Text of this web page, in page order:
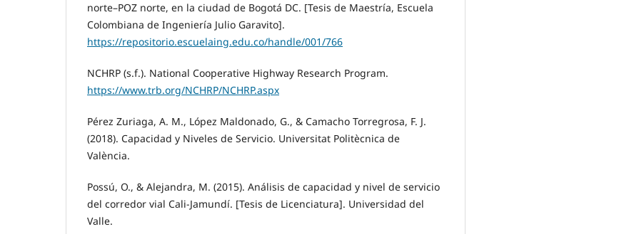
norte–POZ norte, en la ciudad de Bogotá DC. [Tesis de Maestría, Escuela
Colombiana de Ingeniería Julio Garavito].
https://repositorio.escuelaing.edu.co/handle/001/766
NCHRP (s.f.). National Cooperative Highway Research Program.
https://www.trb.org/NCHRP/NCHRP.aspx
Pérez Zuriaga, A. M., López Maldonado, G., & Camacho Torregrosa, F. J.
(2018). Capacidad y Niveles de Servicio. Universitat Politècnica de
València.
Possú, O., & Alejandra, M. (2015). Análisis de capacidad y nivel de servicio
del corredor vial Cali-Jamundí. [Tesis de Licenciatura]. Universidad del
Valle.